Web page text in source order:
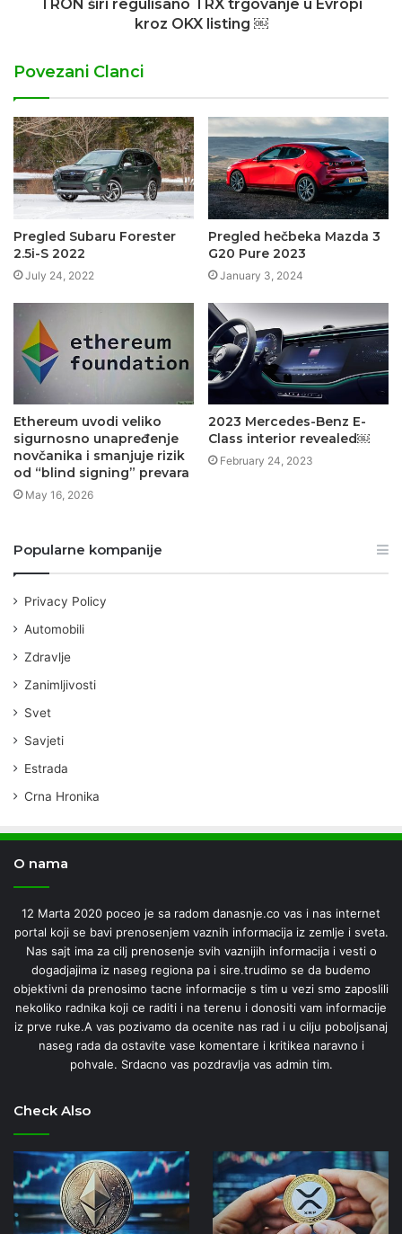
TRON širi regulisano TRX trgovanje u Evropi
kroz OKX listing ￼
Povezani Clanci
Pregled Subaru Forester
2.5i-S 2022
July 24, 2022
Pregled hečbeka Mazda 3
G20 Pure 2023
January 3, 2024
Ethereum uvodi veliko
sigurnosno unapređenje
novčanika i smanjuje rizik
od “blind signing” prevara
May 16, 2026
2023 Mercedes-Benz E-
Class interior revealed￼
February 24, 2023
Popularne kompanije
Privacy Policy
Automobili
Zdravlje
Zanimljivosti
Svet
Savjeti
Estrada
Crna Hronika
O nama
12 Marta 2020 poceo je sa radom danasnje.co vas i nas internet
portal koji se bavi prenosenjem vaznih informacija iz zemlje i sveta.
Nas sajt ima za cilj prenosenje svih vaznijih informacija i vesti o
dogadjajima iz naseg regiona pa i sire.trudimo se da budemo
objektivni da prenosimo tacne informacije s tim u vezi smo zaposlili
nekoliko radnika koji ce raditi i na terenu i donositi vam informacije
iz prve ruke.A vas pozivamo da ocenite nas rad i u cilju poboljsanaj
naseg rada da ostavite vase komentare i kritikea naravno i
pohvale. Srdacno vas pozdravlja vas admin tim.
Check Also